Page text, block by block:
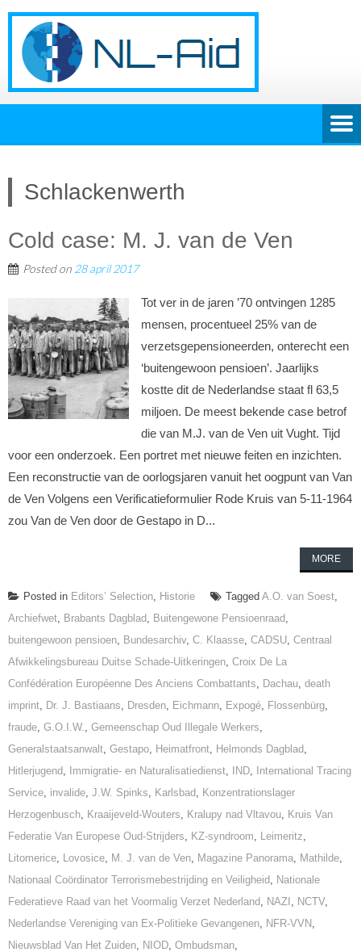
Schlackenwerth
Cold case: M. J. van de Ven
Posted on 28 april 2017
Tot ver in de jaren ’70 ontvingen 1285
mensen, procentueel 25% van de
verzetsgepensioneerden, onterecht een
‘buitengewoon pensioen’. Jaarlijks
kostte dit de Nederlandse staat fl 63,5
miljoen. De meest bekende case betrof
die van M.J. van de Ven uit Vught. Tijd
voor een onderzoek. Een portret met nieuwe feiten en inzichten.
Een reconstructie van de oorlogsjaren vanuit het oogpunt van Van
de Ven Volgens een Verificatieformulier Rode Kruis van 5-11-1964
zou Van de Ven door de Gestapo in D...
MORE
Posted in Editors’ Selection, Historie Tagged A.O. van Soest,
Archiefwet, Brabants Dagblad, Buitengewone Pensioenraad,
buitengewoon pensioen, Bundesarchiv, C. Klaasse, CADSU, Centraal
Afwikkelingsbureau Duitse Schade-Uitkeringen, Croix De La
Confédération Européenne Des Anciens Combattants, Dachau, death
imprint, Dr. J. Bastiaans, Dresden, Eichmann, Expogé, Flossenbürg,
fraude, G.O.I.W., Gemeenschap Oud Illegale Werkers,
Generalstaatsanwalt, Gestapo, Heimatfront, Helmonds Dagblad,
Hitlerjugend, Immigratie- en Naturalisatiedienst, IND,
International Tracing
Service, invalide, J.W. Spinks, Karlsbad, Konzentrationslager
Herzogenbusch, Kraaijeveld-Wouters, Kralupy nad Vltavou, Kruis Van
Federatie Van Europese Oud-Strijders, KZ-syndroom, Leimeritz,
Litomerice, Lovosice, M. J. van de Ven, Magazine Panorama, Mathilde,
Nationaal Coördinator Terrorismebestrijding en Veiligheid, Nationale
Federatieve Raad van het Voormalig Verzet Nederland, NAZI , NCTV,
Nederlandse Vereniging van Ex-Politieke Gevangenen, NFR-VVN,
Nieuwsblad Van Het Zuiden, NIOD, Ombudsman,